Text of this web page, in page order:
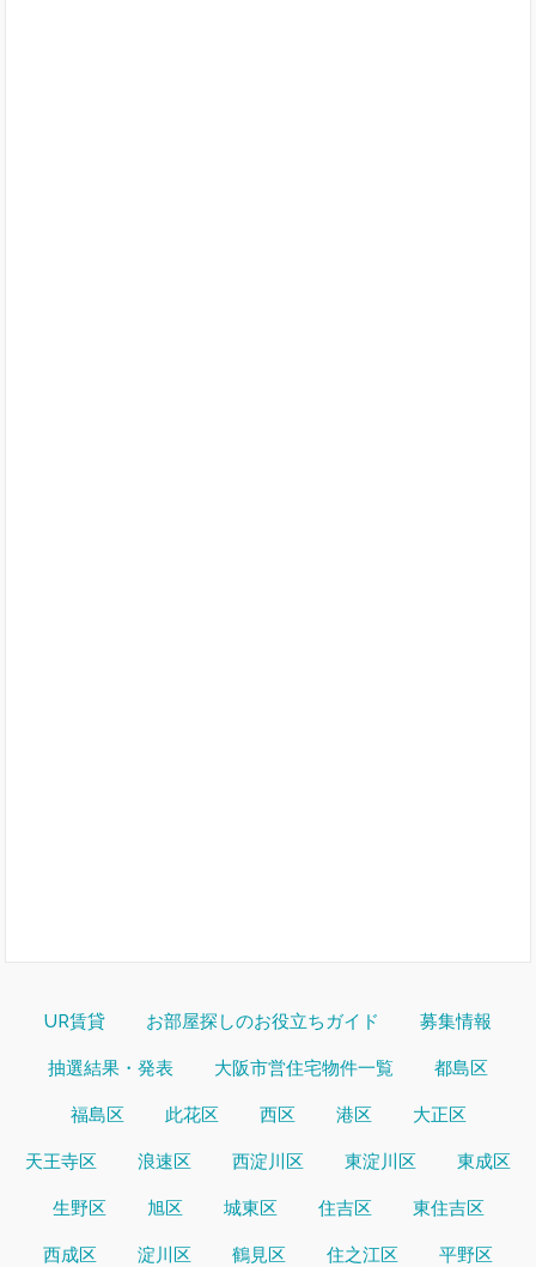
UR賃貸 お部屋探しのお役立ちガイド 募集情報
抽選結果・発表 大阪市営住宅物件一覧 都島区
福島区 此花区 西区 港区 大正区
天王寺区 浪速区 西淀川区 東淀川区 東成区
生野区 旭区 城東区 住吉区 東住吉区
西成区 淀川区 鶴見区 住之江区 平野区